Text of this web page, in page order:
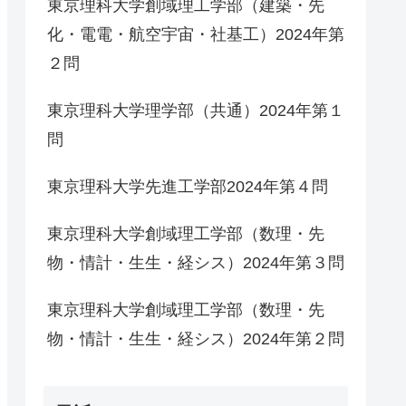
東京理科大学創域理工学部（建築・先
化・電電・航空宇宙・社基工）2024年第
２問
東京理科大学理学部（共通）2024年第１
問
東京理科大学先進工学部2024年第４問
東京理科大学創域理工学部（数理・先
物・情計・生生・経シス）2024年第３問
東京理科大学創域理工学部（数理・先
物・情計・生生・経シス）2024年第２問